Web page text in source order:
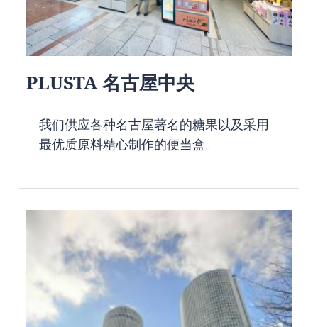
PLUSTA 名古屋中央
我们供应各种名古屋著名的糖果以及采用
最优质原料精心制作的便当盒。